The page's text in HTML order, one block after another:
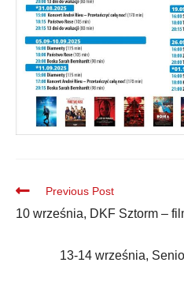
Previous Post
10 września, DKF Sztorm –
13-14 września,